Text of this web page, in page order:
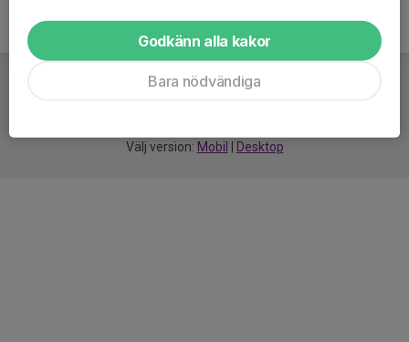
Välj version: Mobil Desktop
Godkänn alla kakor
Bara nödvändiga